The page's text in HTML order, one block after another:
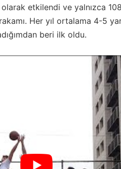
etkilendi ve yalnızca
Her yıl ortalama 4-5
beri ilk oldu.